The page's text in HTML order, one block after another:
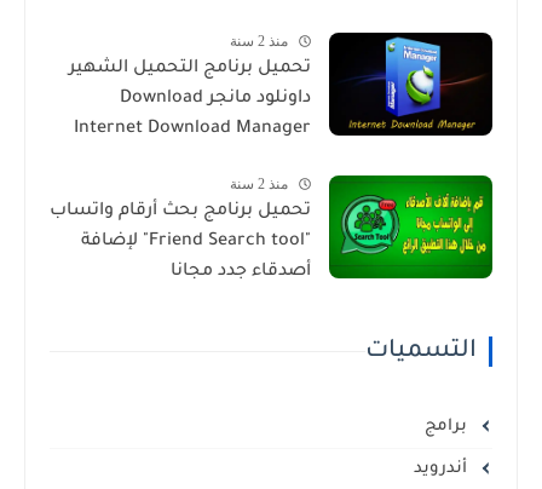
منذ 2 سنة
تحميل برنامج التحميل الشهير
داونلود مانجر Download
Internet Download Manager
منذ 2 سنة
تحميل برنامج بحث أرقام واتساب
"Friend Search tool" لإضافة
أصدقاء جدد مجانا
التسميات
برامج
أندرويد